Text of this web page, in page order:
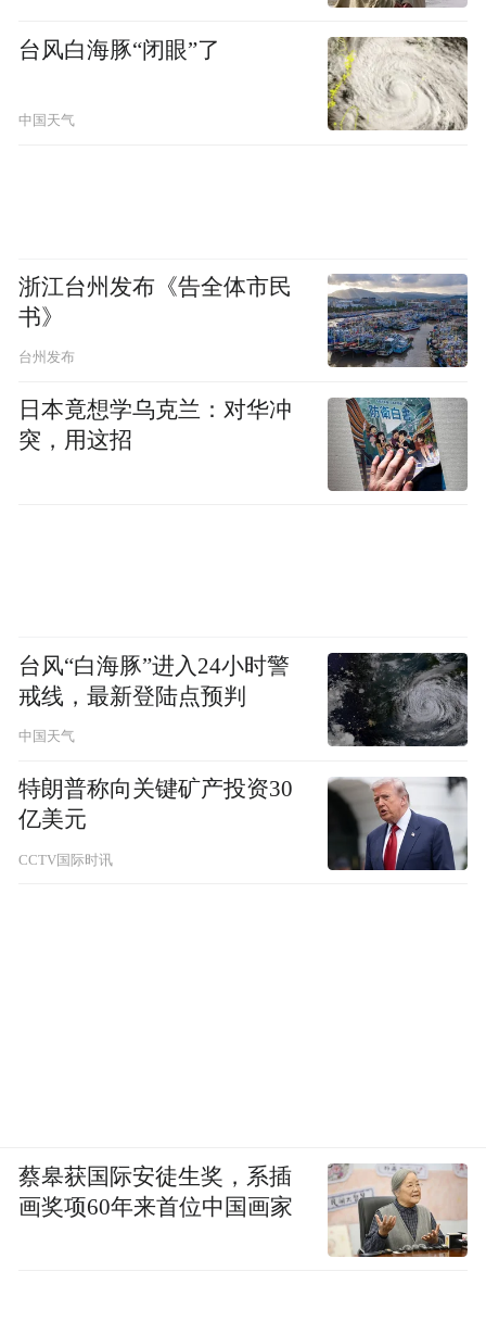
台风白海豚“闭眼”了
中国天气
浙江台州发布《告全体市民
书》
台州发布
日本竟想学乌克兰：对华冲
突，用这招
台风“白海豚”进入24小时警
戒线，最新登陆点预判
中国天气
特朗普称向关键矿产投资30
亿美元
CCTV国际时讯
蔡皋获国际安徒生奖，系插
画奖项60年来首位中国画家